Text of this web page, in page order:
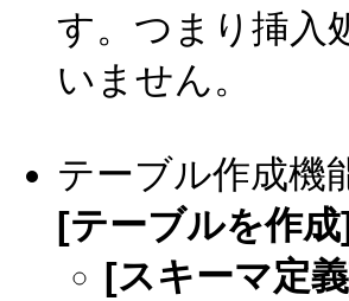
す。つまり挿入
いません。
テーブル作成機
[テーブルを作成
[スキーマ定